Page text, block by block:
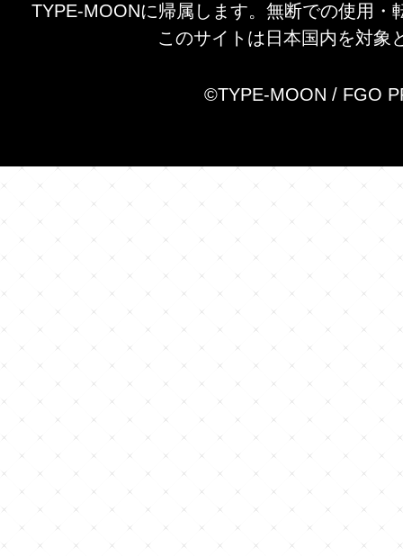
TYPE-MOONに帰属します。無断での使用・
このサイトは日本国内を対象
©TYPE-MOON / FGO